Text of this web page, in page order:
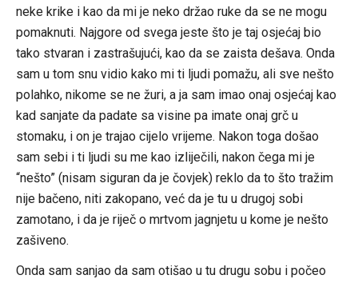
neke krike i kao da mi je neko držao ruke da se ne mogu
pomaknuti. Najgore od svega jeste što je taj osjećaj bio
tako stvaran i zastrašujući, kao da se zaista dešava. Onda
sam u tom snu vidio kako mi ti ljudi pomažu, ali sve nešto
polahko, nikome se ne žuri, a ja sam imao onaj osjećaj kao
kad sanjate da padate sa visine pa imate onaj grč u
stomaku, i on je trajao cijelo vrijeme. Nakon toga došao
sam sebi i ti ljudi su me kao izliječili, nakon čega mi je
“nešto” (nisam siguran da je čovjek) reklo da to što tražim
nije bačeno, niti zakopano, već da je tu u drugoj sobi
zamotano, i da je riječ o mrtvom jagnjetu u kome je nešto
zašiveno.
Onda sam sanjao da sam otišao u tu drugu sobu i počeo